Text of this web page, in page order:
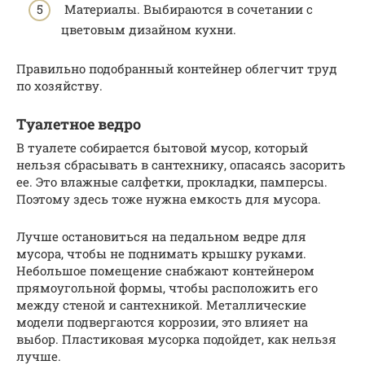
Материалы. Выбираются в сочетании с
цветовым дизайном кухни.
Правильно подобранный контейнер облегчит труд
по хозяйству.
Туалетное ведро
В туалете собирается бытовой мусор, который
нельзя сбрасывать в сантехнику, опасаясь засорить
ее. Это влажные салфетки, прокладки, памперсы.
Поэтому здесь тоже нужна емкость для мусора.
Лучше остановиться на педальном ведре для
мусора, чтобы не поднимать крышку руками.
Небольшое помещение снабжают контейнером
прямоугольной формы, чтобы расположить его
между стеной и сантехникой. Металлические
модели подвергаются коррозии, это влияет на
выбор. Пластиковая мусорка подойдет, как нельзя
лучше.